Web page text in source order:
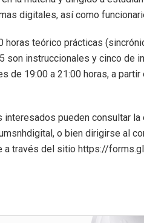
digitales, así como
horas teórico prácticas
son instruccionales y cinco
de 19:00 a 21:00 horas, a
interesados pueden consultar
o bien dirigirse al
través del sitio https://